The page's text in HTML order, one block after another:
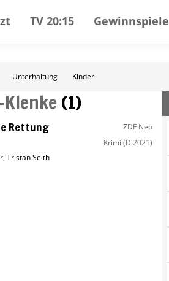
TV 20:15 Gewinnspiele
Unterhaltung Kinder
(1)
Rettung ZDF Neo
Krimi (D 2021)
,Tristan Seith